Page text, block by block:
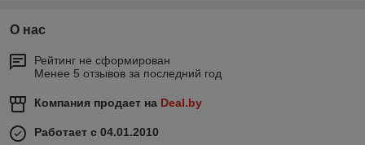
О нас
Рейтинг не сформирован
Менее 5 отзывов за последний год
Компания продает на Deal.by
Работает с 04.01.2010